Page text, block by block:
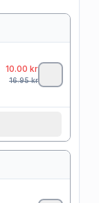
10.00 kr
16.95kr